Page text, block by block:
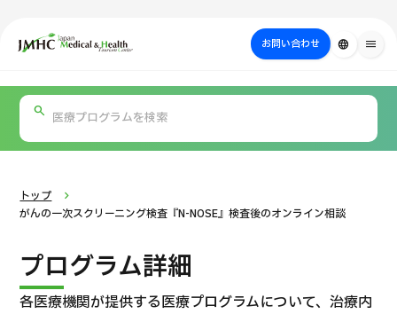
ジャパン・メディカル＆ヘルスツーリズムセンター（JMHC）
お問い合わせ language menu
日本の医療について
部位・疾病
で探す
検査・術式・
方法で探す
を探す
PICK UP PROGRAM
トップ
がんの一次スクリーニング検査『N-NOSE』検査後のオンライン相談
プログラム詳細
各医療機関が提供する医療プログラムについて、治療内